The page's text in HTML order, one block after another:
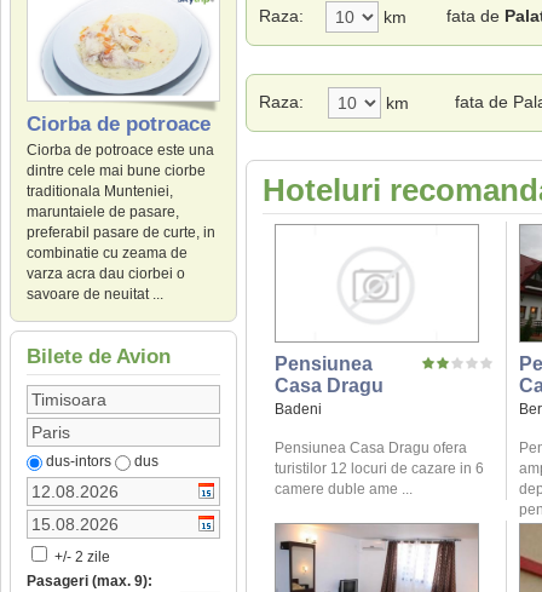
Ciorba de potroace
Ciorba de potroace este una
dintre cele mai bune ciorbe
traditionala Munteniei,
maruntaiele de pasare,
preferabil pasare de curte, in
combinatie cu zeama de
varza acra dau ciorbei o
savoare de neuitat ...
Bilete de Avion
dus-intors dus
+/- 2 zile
Pasageri (max. 9):
Raza: km fata de
Raza: km fata de
Hoteluri
Pensiunea
Casa Dragu
Badeni
Pensiunea Casa Dragu ofera
turistilor 12 locuri de cazare in 6
camere duble ame ...